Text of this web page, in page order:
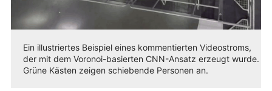
Ein illustriertes Beispiel eines kommentierten Videostroms,
der mit dem Voronoi-basierten CNN-Ansatz erzeugt wurde.
Grüne Kästen zeigen schiebende Personen an.